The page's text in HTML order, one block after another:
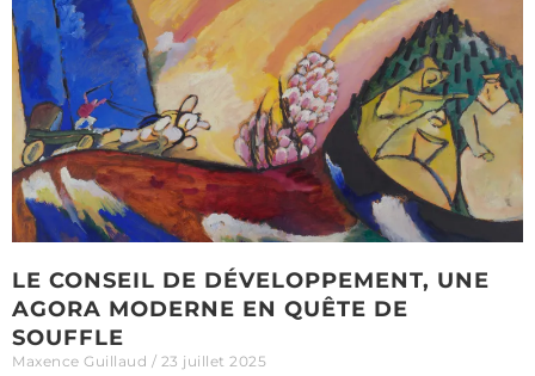
LE CONSEIL DE DÉVELOPPEMENT, UNE
AGORA MODERNE EN QUÊTE DE
SOUFFLE
Maxence Guillaud 23 juillet 2025